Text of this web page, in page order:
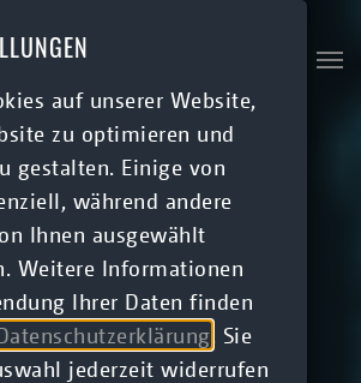
auf unserer Website,
zu optimieren und
gestalten. Einige von
während andere
Ihnen ausgewählt
Weitere Informationen
Ihrer Daten finden
. Sie
jederzeit widerrufen